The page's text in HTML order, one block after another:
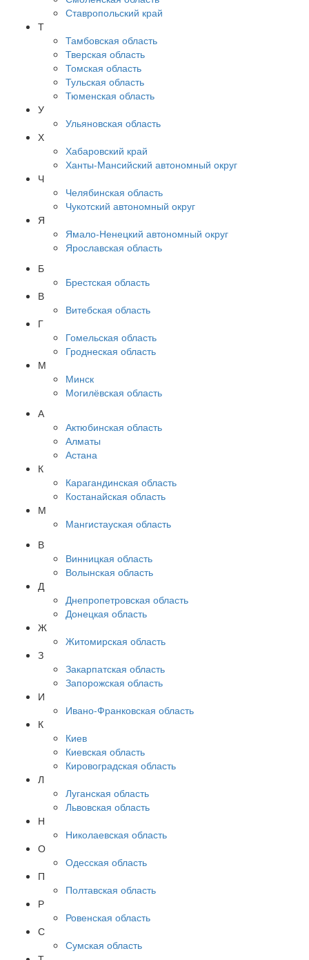
Ставропольский край
Т
Тамбовская область
Тверская область
Томская область
Тульская область
Тюменская область
У
Ульяновская область
Х
Хабаровский край
Ханты-Мансийский автономный округ
Ч
Челябинская область
Чукотский автономный округ
Я
Ямало-Ненецкий автономный округ
Ярославская область
Б
Брестская область
В
Витебская область
Г
Гомельская область
Гроднеская область
М
Минск
Могилёвская область
А
Актюбинская область
Алматы
Астана
К
Карагандинская область
Костанайская область
М
Мангистауская область
В
Винницкая область
Волынская область
Д
Днепропетровская область
Донецкая область
Ж
Житомирская область
З
Закарпатская область
Запорожская область
И
Ивано-Франковская область
К
Киев
Киевская область
Кировоградская область
Л
Луганская область
Львовская область
Н
Николаевская область
О
Одесская область
П
Полтавская область
Р
Ровенская область
С
Сумская область